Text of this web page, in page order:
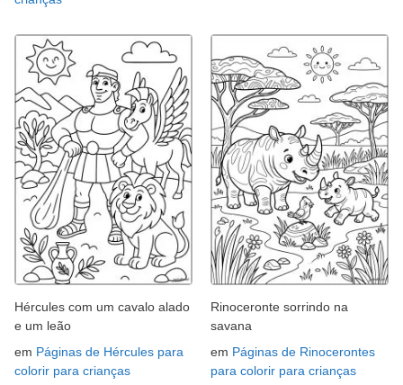
Hércules com um cavalo alado
e um leão
em Páginas de Hércules para
colorir para crianças
Rinoceronte sorrindo na
savana
em Páginas de Rinocerontes
para colorir para crianças